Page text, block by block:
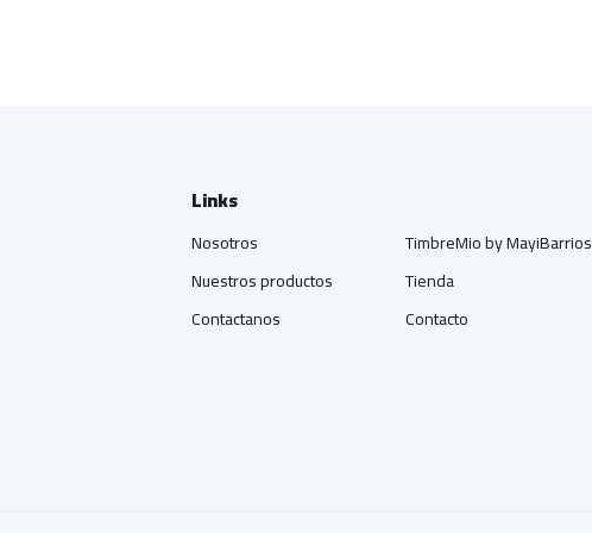
Links
Nosotros
Nuestros productos
Contactanos
TimbreMio by MayiBarrios
Tienda
Contacto